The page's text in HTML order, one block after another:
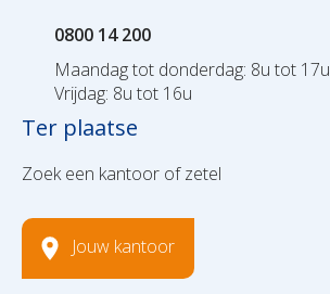
0800 14 200
Maandag tot donderdag: 8u tot 17u
Vrijdag: 8u tot 16u
Ter plaatse
Zoek een kantoor of zetel
Jouw kantoor